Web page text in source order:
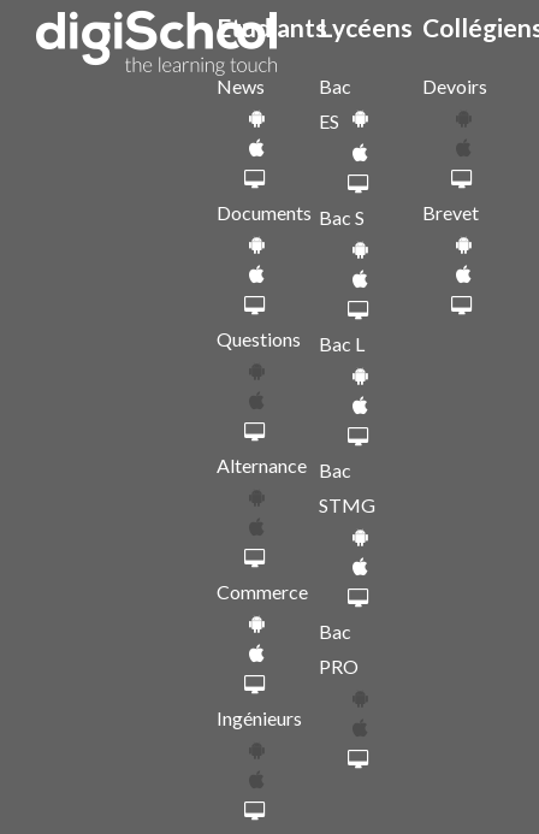
Etudiants
News
Documents
Questions
Alternance
Commerce
Ingénieurs
Lycéens
Bac
ES
Bac S
Bac L
Bac
STMG
Bac
PRO
Devoirs
Brevet